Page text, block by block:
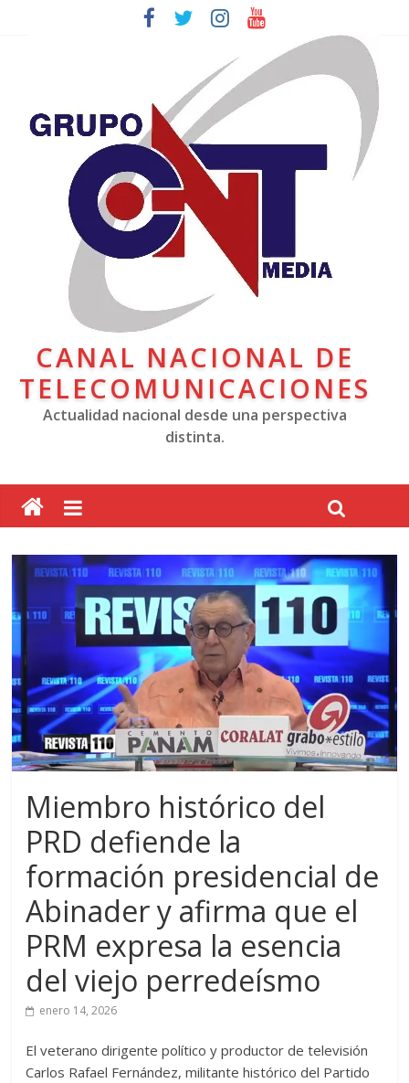
CANAL NACIONAL DE
TELECOMUNICACIONES
Actualidad nacional desde una perspectiva
distinta.
Miembro histórico del
PRD defiende la
formación presidencial de
Abinader y afirma que el
PRM expresa la esencia
del viejo perredeísmo
enero 14, 2026
El veterano dirigente político y productor de televisión
Carlos Rafael Fernández, militante histórico del Partido